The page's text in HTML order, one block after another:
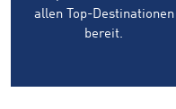
allen Top-Destinationen
bereit.